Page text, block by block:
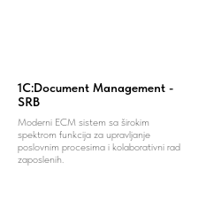
1С:Document Management -
SRB
Moderni ECM sistem sa širokim
spektrom funkcija za upravljanje
poslovnim procesima i kolaborativni rad
zaposlenih.